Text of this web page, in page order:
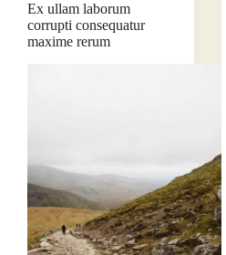
Ex ullam laborum
corrupti consequatur
maxime rerum